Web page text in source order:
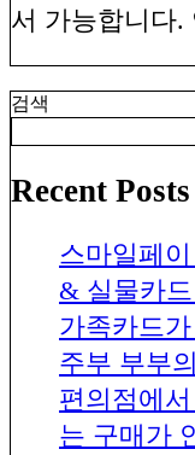
서 가능합니다
검색
Recent Posts
스마일페
& 실물카
가족카드
주부 부부
편의점에
는 구매가